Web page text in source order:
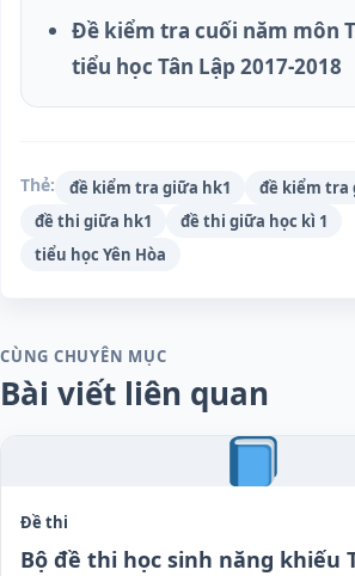
Đề kiểm tra cuối năm môn
tiểu học Tân Lập 2017-2018
Thẻ: đề kiểm tra giữa hk1
đề kiểm tra
đề thi giữa hk1
đề thi giữa học kì 1
tiểu học Yên Hòa
CÙNG CHUYÊN MỤC
Bài viết liên quan
Đề thi
Bộ đề thi học sinh năng khiếu